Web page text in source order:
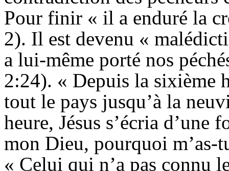
Pour finir « il a enduré la
2). Il est devenu «
a lui-même porté nos
2:24). « Depuis la sixième
tout le pays jusqu’à la
heure, Jésus s’écria
mon Dieu, pourquoi m’as-
« Celui qui n’a pas connu